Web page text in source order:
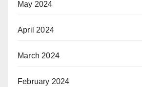
May 2024
April 2024
March 2024
February 2024